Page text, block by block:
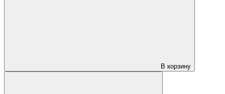
В корзину